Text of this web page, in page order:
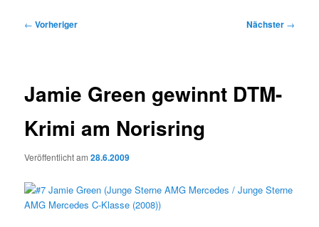
Beitragsnavigation
← Vorheriger Nächster →
Jamie Green gewinnt DTM-
Krimi am Norisring
Veröffentlicht am28.6.2009